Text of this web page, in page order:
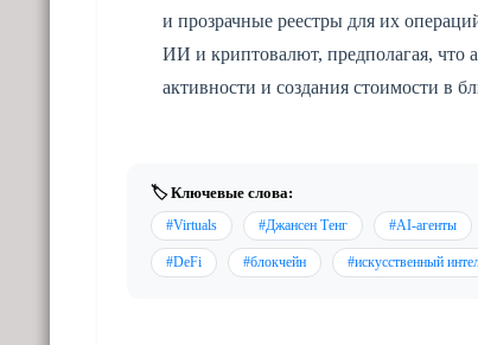
и прозрачные реестры для их
ИИ и криптовалют, предполагая, что
активности и создания стоимости в
🏷️ Ключевые слова:
#Virtuals #Джансен Тенг #AI-агенты
#DeFi #блокчейн #искусственный